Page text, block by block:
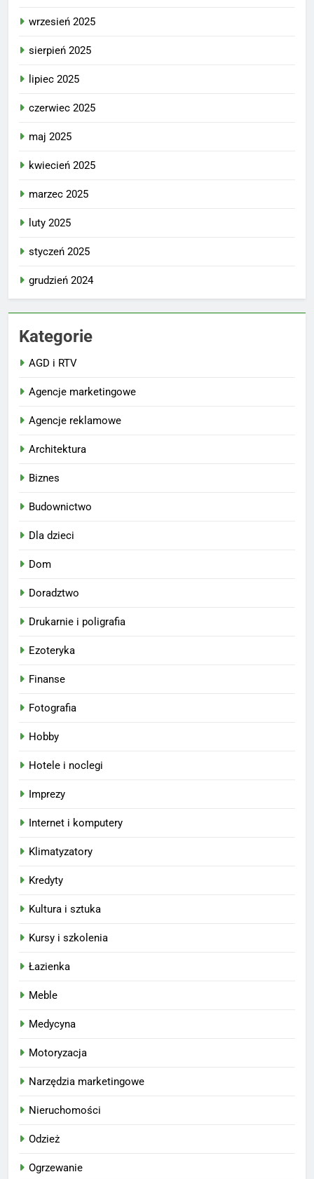
wrzesień 2025
sierpień 2025
lipiec 2025
czerwiec 2025
maj 2025
kwiecień 2025
marzec 2025
luty 2025
styczeń 2025
grudzień 2024
Kategorie
AGD i RTV
Agencje marketingowe
Agencje reklamowe
Architektura
Biznes
Budownictwo
Dla dzieci
Dom
Doradztwo
Drukarnie i poligrafia
Ezoteryka
Finanse
Fotografia
Hobby
Hotele i noclegi
Imprezy
Internet i komputery
Klimatyzatory
Kredyty
Kultura i sztuka
Kursy i szkolenia
Łazienka
Meble
Medycyna
Motoryzacja
Narzędzia marketingowe
Nieruchomości
Odzież
Ogrzewanie